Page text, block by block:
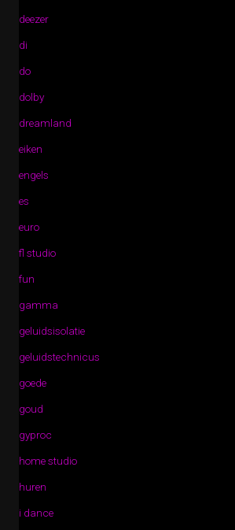
deezer
di
do
dolby
dreamland
eiken
engels
es
euro
fl studio
fun
gamma
geluidsisolatie
geluidstechnicus
goede
goud
gyproc
home studio
huren
i dance